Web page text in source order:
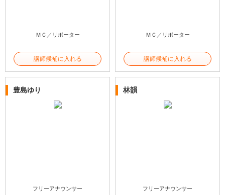
ＭＣ／リポーター
講師候補に入れる
ＭＣ／リポーター
講師候補に入れる
豊島ゆり
フリーアナウンサー
林韻
フリーアナウンサー